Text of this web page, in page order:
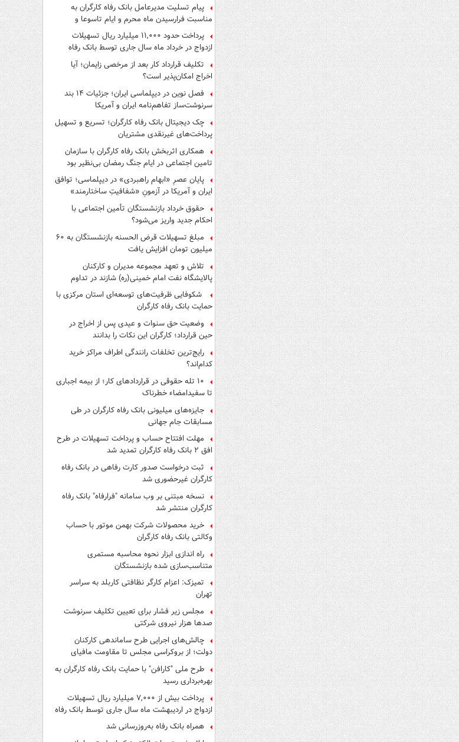
پیام تسلیت مدیرعامل بانک رفاه کارگران به
مناسبت فرارسیدن ماه محرم و ایام تاسوعا و
عاشورای حسینی
پرداخت حدود ۱۱,۰۰۰ میلیارد ریال تسهیلات
ازدواج در خرداد ماه سال جاری توسط بانک رفاه
کارگران
تکلیف قرارداد کار بعد از مرخصی زایمان؛ آیا
اخراج امکان‌پذیر است؟
فصل نوین در دیپلماسی ایران؛ جزئیات ۱۴ بند
سرنوشت‌ساز تفاهم‌نامه ایران و آمریکا
چک دیجیتال بانک رفاه کارگران؛ تسریع و تسهیل
پرداخت‌های غیرنقدی مشتریان
همکاری اثربخش بانک رفاه کارگران با سازمان
تامین اجتماعی در ایام جنگ رمضان بی‌نظیر بود
پایان عصرِ «ابهام راهبردی» در دیپلماسی؛ توافق
ایران و آمریکا در آزمونِ «شفافیتِ ساختارمند»
حقوق خرداد بازنشستگان تأمین اجتماعی با
احکام جدید واریز می‌شود؟
مبلغ تسهیلات قرض الحسنه بازنشستگان به ۶۰
میلیون تومان افزایش یافت
تلاش و تعهد مجموعه مدیران و کارکنان
پالایشگاه نفت امام خمینی(ره) شازند در تداوم
تولید در ایام جنگ رمضان، شایسته قدردانی است
شکوفایی ظرفیت‌های توسعه‌ای استان مرکزی با
حمایت بانک رفاه کارگران
وضعیت حق سنوات و عیدی پس از اخراج در
حین قرارداد؛ کارگران این نکات را بدانند
رایج‌ترین تخلفات رانندگی اطراف مراکز خرید
کدام‌اند؟
۱۰ تله حقوقی در قراردادهای کار؛ از بیمه اجباری
تا سفیدامضاء خطرناک
جایزه‌های میلیونی بانک رفاه کارگران در طی
مسابقات جام جهانی
مهلت افتتاح حساب و پرداخت تسهیلات در طرح
افق ۲ بانک رفاه کارگران تمدید شد
ثبت درخواست صدور کارت رفاهی در بانک رفاه
کارگران غیرحضوری شد
نسخه مبتنی بر وب سامانه "فرارفاه" بانک رفاه
کارگران منتشر شد
خرید محصولات شرکت بهمن موتور با حساب
وکالتی بانک رفاه کارگران
راه اندازی ابزار نحوه محاسبه مستمری
متناسب‌سازی شده بازنشستگان
تمیزک: اعزام کارگر نظافتی کاربلد به سراسر
تهران
مجلس زیر فشار برای تعیین تکلیف سرنوشت
صدها هزار نیروی شرکتی
چالش‌های اجرایی طرح ساماندهی کارکنان
دولت؛ از بروکراسی مجلس تا مقاومت مافیای
واسطه‌گری
طرح ملی "کارافن" با حمایت بانک رفاه کارگران به
بهره‌برداری رسید
پرداخت بیش از ۷,۰۰۰ میلیارد ریال تسهیلات
ازدواج در اردیبهشت ماه سال جاری توسط بانک رفاه
کارگران
همراه بانک رفاه به‌روزرسانی شد